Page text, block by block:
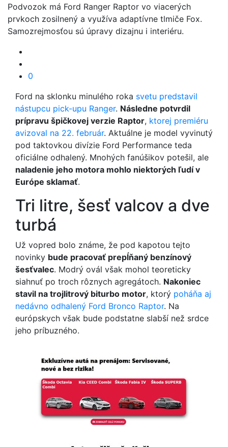
Podvozok má Ford Ranger Raptor vo viacerých
prvkoch zosilnený a využíva adaptívne tlmiče Fox.
Samozrejmosťou sú úpravy dizajnu i interiéru.
0
Ford na sklonku minulého roka svetu predstavil
nástupcu pick-upu Ranger. Následne potvrdil
prípravu špičkovej verzie Raptor, ktorej premiéru
avizoval na 22. február. Aktuálne je model vyvinutý
pod taktovkou divízie Ford Performance teda
oficiálne odhalený. Mnohých fanúšikov potešil, ale
naladenie jeho motora mohlo niektorých ľudí v
Európe sklamať.
Tri litre, šesť valcov a dve
turbá
Už vopred bolo známe, že pod kapotou tejto
novinky bude pracovať prepĺňaný benzínový
šesťvalec. Modrý ovál však mohol teoreticky
siahnuť po troch rôznych agregátoch. Nakoniec
stavil na trojlitrový biturbo motor, ktorý poháňa aj
nedávno odhalený Ford Bronco Raptor. Na
európskych však bude podstatne slabší než srdce
jeho príbuzného.